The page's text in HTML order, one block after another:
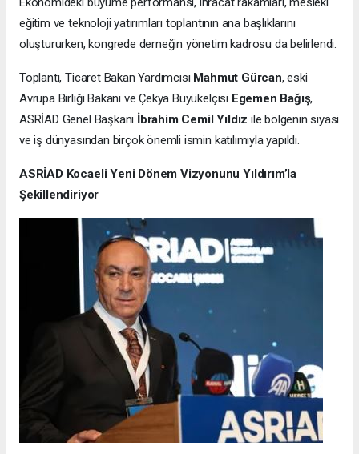
eğitim ve teknoloji yatırımları toplantının ana başlıklarını
oluştururken, kongrede derneğin yönetim kadrosu da belirlendi.
Toplantı, Ticaret Bakan Yardımcısı Mahmut Gürcan, eski
Avrupa Birliği Bakanı ve Çekya Büyükelçisi Egemen Bağış,
ASRİAD Genel Başkanı İbrahim Cemil Yıldız ile bölgenin siyasi
ve iş dünyasından birçok önemli ismin katılımıyla yapıldı.
ASRİAD Kocaeli Yeni Dönem Vizyonunu Yıldırım’la
Şekillendiriyor